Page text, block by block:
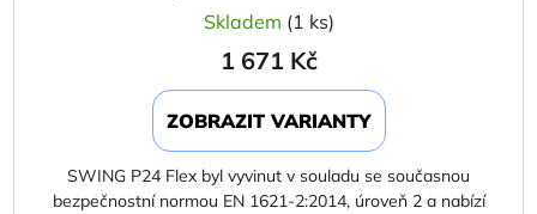
Skladem (1 ks)
1 671 Kč
ZOBRAZIT VARIANTY
SWING P24 Flex byl vyvinut v souladu se současnou
bezpečnostní normou EN 1621-2:2014, úroveň 2 a nabízí